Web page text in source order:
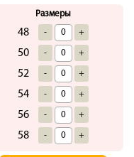
Размеры
48 - +
50 - +
52 - +
54 - +
56 - +
58 - +